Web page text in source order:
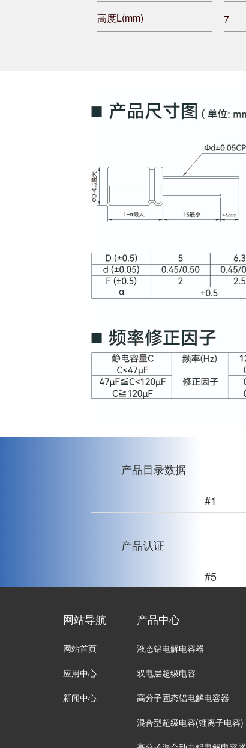
高度L(mm) 7
产品目录数据
#1
产品认证
#5
网站导航
网站首页
应用中心
新闻中心
产品中心
液态铝电解电容器
双电层超级电容
高分子固态铝电解电容器
混合型超级电容(锂离子电容)